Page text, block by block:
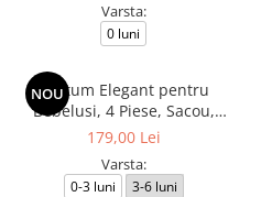
Varsta:
0 luni
NOU
Costum Elegant pentru
Bebelusi, 4 Piese, Sacou,
Pantaloni, Camasa Alba si
Deschis
179,00 Lei
Varsta:
0-3 luni 3-6 luni